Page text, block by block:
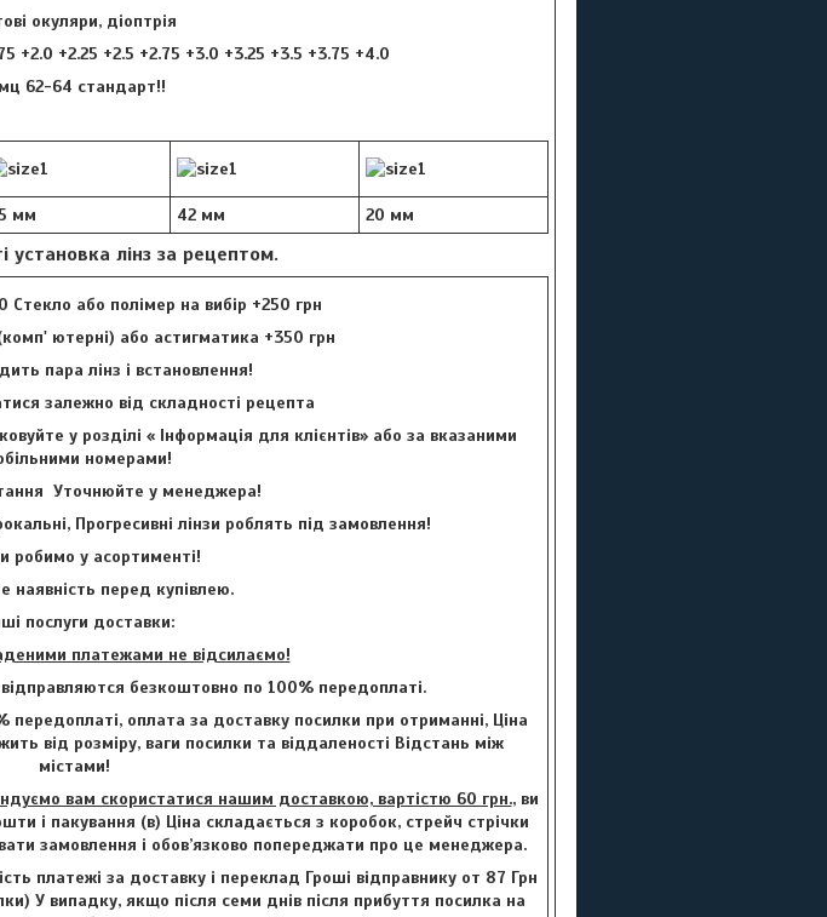
окуляри, діоптрія
+2.0 +2.25 +2.5 +2.75 +3.0 +3.25 +3.5 +3.75 +4.0
62-64 стандарт!!
мм 42 мм 20 мм
установка лінз за рецептом.
або полімер на вибір +250 грн
ютерні) або астигматика +350 грн
пара лінз і встановлення!
залежно від складності рецепта
у розділі « Інформація для клієнтів» або за вказаними
номерами!
Уточнюйте у менеджера!
Прогресивні лінзи роблять під замовлення!
робимо у асортименті!
наявність перед купівлею.
послуги доставки:
платежами не відсилаємо!
безкоштовно по 100% передоплаті.
оплата за доставку посилки при отриманні, Ціна
від розміру, ваги посилки та віддаленості Відстань між
містами!
вам скористатися нашим доставкою, вартістю 60 грн., ви
і пакування (в) Ціна складається з коробок, стрейч стрічки
замовлення і обов’язково попереджати про це менеджера.
платежі за доставку і переклад Гроші відправнику от 87 Грн
У випадку, якщо після семи днів після прибуття посилка на